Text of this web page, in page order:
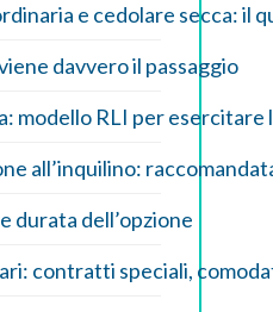
e cedolare secca: il
davvero il passaggio
modello RLI per esercitare
all’inquilino:
durata dell’opzione
contratti speciali,